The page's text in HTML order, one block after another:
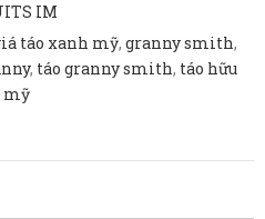
IM
táo xanh mỹ, granny smith,
, táo granny smith, táo hữu
mỹ